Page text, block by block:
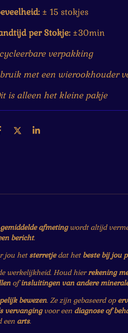
± 15 stokjes
per Stokje: ±30min
verpakking
met een wierookhouder
is alleen het kleine pakje
D
S
gemiddelde afmetingwordt altijd
bericht.
jou het sterretjedat het beste bij jou
werkelijkheid. Houd hierrekening
ofinsluitingen van andere
bewezen. Ze zijn gebaseerd op
vervangingvoor een diagnose of
een arts.